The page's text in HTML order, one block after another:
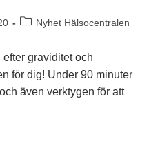
Nyhet Hälsocentralen
graviditet och
för dig! Under 90 minuter
även verktygen för att